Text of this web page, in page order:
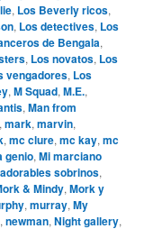
, Los Beverly ricos,
, Los detectives, Los
de Bengala,
, Los novatos, Los
vengadores, Los
,M Squad,M.E.,
,Man from
,mark,marvin,
,mc clure,mc kay,mc
genio,Mi marciano
sobrinos,
& Mindy,Mork y
,murray,My
,newman,Night gallery,